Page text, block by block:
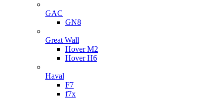
GAC
GN8
Great Wall
Hover M2
Hover H6
Haval
F7
f7x